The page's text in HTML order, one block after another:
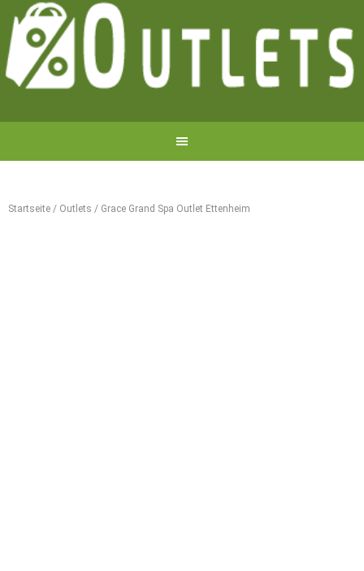
Startseite / Outlets / Grace Grand Spa Outlet Ettenheim